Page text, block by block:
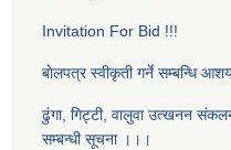
Invitation For Bid !!!
बाेलपत्र स्वीकृती गर्ने सम्बन्धि
ढुंगा, गिट्टी, वालुवा उत्खनन
सम्बन्धी सूचना ।।।